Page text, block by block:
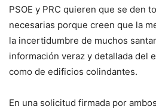
PSOE y PRC quieren que se den
necesarias porque creen que la
la incertidumbre de muchos
información veraz y detallada del
como de edificios colindantes.
En una solicitud firmada por